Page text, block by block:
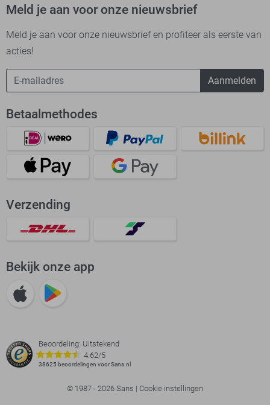
Meld je aan voor onze nieuwsbrief
Meld je aan voor onze nieuwsbrief en profiteer als eerste van
acties!
Aanmelden
Betaalmethodes
Verzending
Bekijk onze app
Beoordeling: Uitstekend
4.62/5
38625 beoordelingen voor Sans.nl
© 1987 - 2026 Sans | Cookie instellingen